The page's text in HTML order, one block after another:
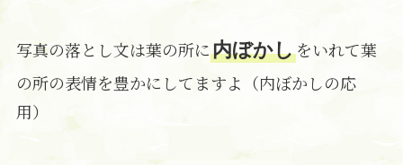
写真の落とし文は葉の所に内ぼかしをいれて葉
の所の表情を豊かにしてますよ（内ぼかしの応
用）